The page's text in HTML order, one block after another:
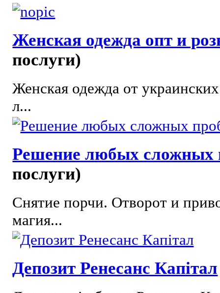
Женская одежда опт и
послуги)
Женская одежда от
л...
Решение любых сложных
послуги)
Снятие порчи. Отворот и
магия...
Депозит Ренесанс Капітал